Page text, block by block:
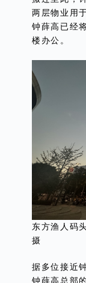
两层物业用
钟薛高已经
楼办公。
东方渔人码
摄
据多位接近
钟薛高总部